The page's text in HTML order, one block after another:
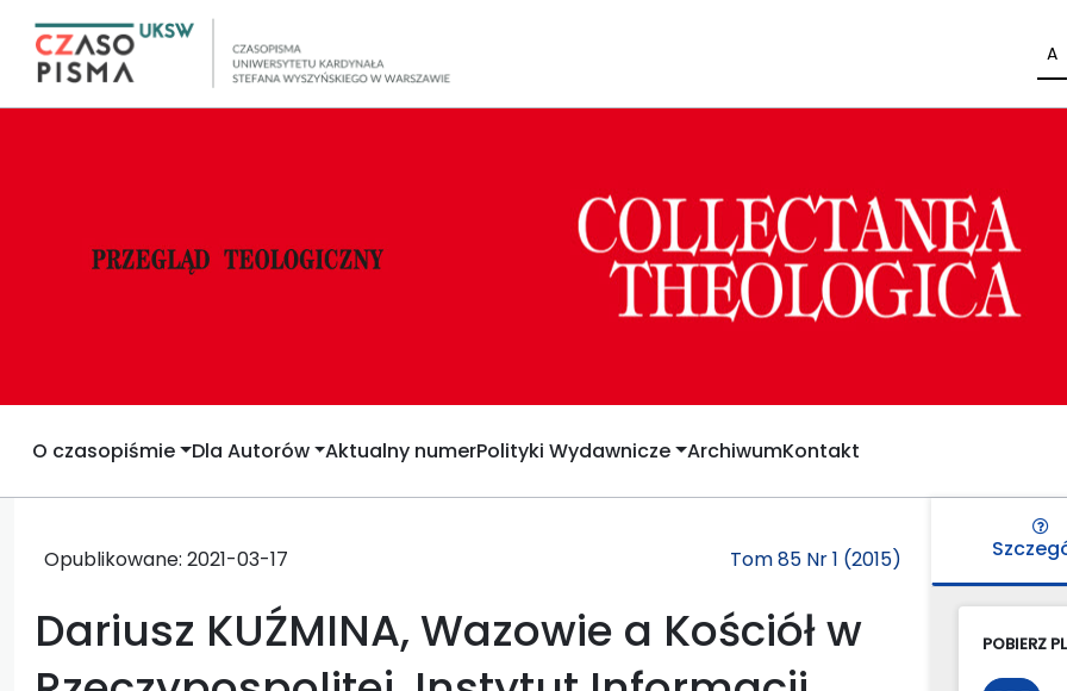
A
O czasopiśmie Dla Autorów Aktualny numerPolityki Wydawnicze ArchiwumKontakt
Opublikowane: 2021-03-17 Tom 85 Nr 1 (2015)
Dariusz KUŹMINA, Wazowie a Kościół w
POBIERZ